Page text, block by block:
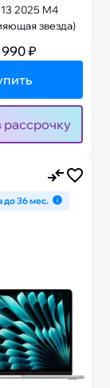
2025 M4
звезда)
990 ₽
рассрочку
до 36 мес.